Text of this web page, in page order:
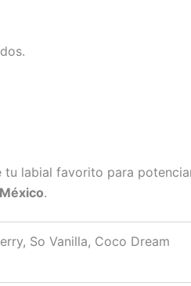
labial favorito para
.
So Vanilla, Coco Dream